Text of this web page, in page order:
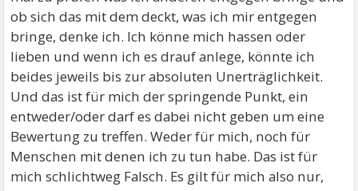
ob sich das mit dem deckt, was ich mir entgegen
bringe, denke ich. Ich könne mich hassen oder
lieben und wenn ich es drauf anlege, könnte ich
beides jeweils bis zur absoluten Unerträglichkeit.
Und das ist für mich der springende Punkt, ein
entweder/oder darf es dabei nicht geben um eine
Bewertung zu treffen. Weder für mich, noch für
Menschen mit denen ich zu tun habe. Das ist für
mich schlichtweg Falsch. Es gilt für mich also nur,